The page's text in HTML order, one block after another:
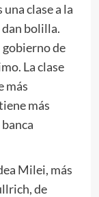
clase a la
bolilla.
gobierno de
La clase
más
más
Milei, más
de